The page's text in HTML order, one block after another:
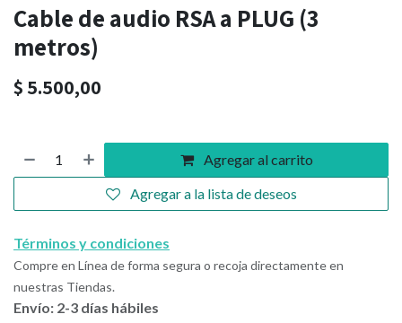
Cable de audio RSA a PLUG (3
metros)
$ 5.500,00
Agregar al carrito
Agregar a la lista de deseos
Términos y condiciones
Compre en Línea de forma segura o recoja directamente en
nuestras Tiendas.
Envío: 2-3 días hábiles